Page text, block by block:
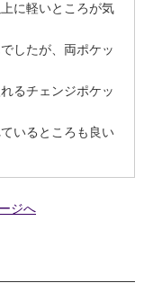
に軽いところが気
したが、両ポケッ
るチェンジポケッ
いるところも良い
ジへ